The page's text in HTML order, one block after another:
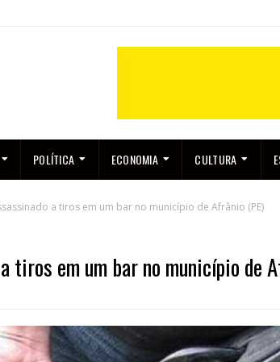
POLÍTICA ECONOMIA CULTURA
a tiros em um bar no município de Afrânio (PE)
tiros em um bar no município de